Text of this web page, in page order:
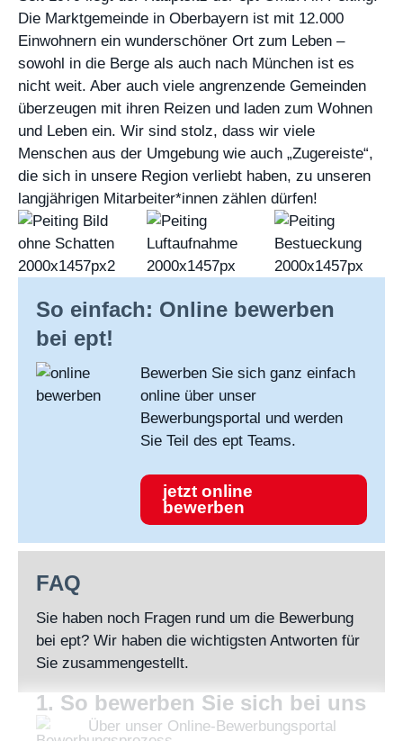
Die Marktgemeinde in Oberbayern ist mit 12.000
Einwohnern ein wunderschöner Ort zum Leben –
sowohl in die Berge als auch nach München ist es
nicht weit. Aber auch viele angrenzende Gemeinden
überzeugen mit ihren Reizen und laden zum Wohnen
und Leben ein. Wir sind stolz, dass wir viele
Menschen aus der Umgebung wie auch „Zugereiste“,
die sich in unsere Region verliebt haben, zu unseren
langjährigen Mitarbeiter*innen zählen dürfen!
So einfach: Online bewerben
bei ept!
Bewerben Sie sich ganz einfach
online über unser
Bewerbungsportal und werden
Sie Teil des ept Teams.
jetzt online
bewerben
FAQ
Sie haben noch Fragen rund um die Bewerbung
bei ept? Wir haben die wichtigsten Antworten für
Sie zusammengestellt.
1. So bewerben Sie sich bei uns
Über unser Online-Bewerbungsportal